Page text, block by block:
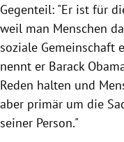
Gegenteil: "Er ist für
weil man Menschen
soziale Gemeinschaft
nennt er Barack
Reden halten und
aber primär um die
seiner Person."